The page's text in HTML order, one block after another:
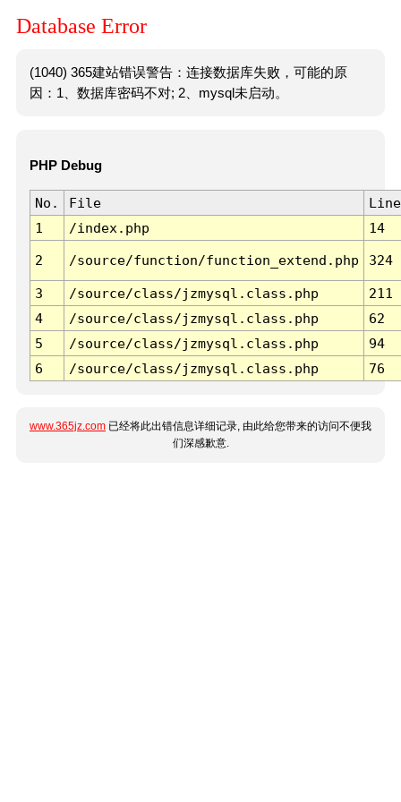
Database Error
(1040) 365建站错误警告：连接数据库失败，可能的原
因：1、数据库密码不对; 2、mysql未启动。
PHP Debug
No. File
Line
1
/index.php 14
2 /source/function/function_extend.php 324
3 /source/class/jzmysql.class.php
211
4
/source/class/jzmysql.class.php
62
5
/source/class/jzmysql.class.php
94
6
/source/class/jzmysql.class.php 76
www.365jz.com 已经将此出错信息详细记录, 由此给您带来的访问不便我
们深感歉意.